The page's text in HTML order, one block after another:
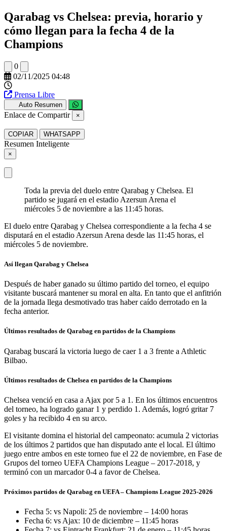
Qarabag vs Chelsea: previa, horario y
cómo llegan para la fecha 4 de la
Champions
0
02/11/2025 04:48
Prensa Libre
Auto Resumen
Enlace de Compartir ×
COPIAR WHATSAPP
Resumen Inteligente
×
Toda la previa del duelo entre Qarabag y Chelsea. El
partido se jugará en el estadio Azersun Arena el
miércoles 5 de noviembre a las 11:45 horas.
El duelo entre Qarabag y Chelsea correspondiente a la fecha 4 se
disputará en el estadio Azersun Arena desde las 11:45 horas, el
miércoles 5 de noviembre.
Así llegan Qarabag y Chelsea
Después de haber ganado su último partido del torneo, el equipo
visitante buscará mantener su moral en alta. En tanto que el anfitrión
de la jornada llega desmotivado tras haber caído derrotado en la
fecha anterior.
Últimos resultados de Qarabag en partidos de la Champions
Qarabag buscará la victoria luego de caer 1 a 3 frente a Athletic
Bilbao.
Últimos resultados de Chelsea en partidos de la Champions
Chelsea venció en casa a Ajax por 5 a 1. En los últimos encuentros
del torneo, ha logrado ganar 1 y perdido 1. Además, logró gritar 7
goles y ha recibido 4 en su arco.
El visitante domina el historial del campeonato: acumula 2 victorias
de los últimos 2 partidos que han disputado ante el local. El último
juego entre ambos en este torneo fue el 22 de noviembre, en Fase de
Grupos del torneo UEFA Champions League – 2017-2018, y
terminó con un marcador 0-4 a favor de Chelsea.
Próximos partidos de Qarabag en UEFA – Champions League 2025-2026
Fecha 5: vs Napoli: 25 de noviembre – 14:00 horas
Fecha 6: vs Ajax: 10 de diciembre – 11:45 horas